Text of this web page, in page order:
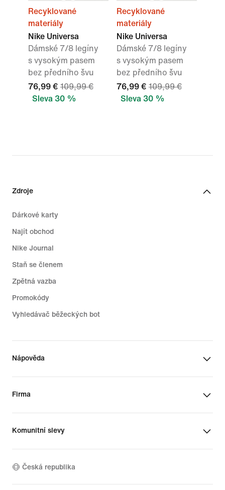
Recyklované
materiály
Nike Universa
Dámské 7/8 legíny
s vysokým pasem
bez předního švu
76,99 € 109,99 €
Sleva 30 %
Recyklované
materiály
Nike Universa
Dámské 7/8 legíny
s vysokým pasem
bez předního švu
76,99 € 109,99 €
Sleva 30 %
Zdroje
Dárkové karty
Najít obchod
Nike Journal
Staň se členem
Zpětná vazba
Promokódy
Vyhledávač běžeckých bot
Nápověda
Firma
Komunitní slevy
Česká republika